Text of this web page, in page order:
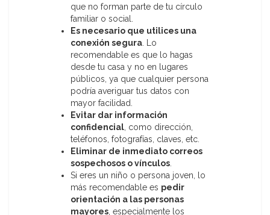
que no forman parte de tu círculo
familiar o social.
Es necesario que utilices una
conexión segura. Lo
recomendable es que lo hagas
desde tu casa y no en lugares
públicos, ya que cualquier persona
podría averiguar tus datos con
mayor facilidad.
Evitar dar información
confidencial, como dirección,
teléfonos, fotografías, claves, etc.
Eliminar de inmediato correos
sospechosos o vínculos.
Si eres un niño o persona joven, lo
más recomendable es pedir
orientación a las personas
mayores, especialmente los